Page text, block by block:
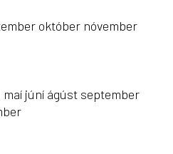
október nóvember
maí júní ágúst september